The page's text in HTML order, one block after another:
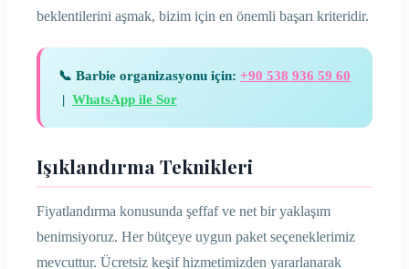
beklentilerini aşmak, bizim için en önemli başarı kriteridir.
📞 Barbie organizasyonu için: +90 538 936 59 60
| WhatsApp ile Sor
Işıklandırma Teknikleri
Fiyatlandırma konusunda şeffaf ve net bir yaklaşım
benimsiyoruz. Her bütçeye uygun paket seçeneklerimiz
mevcuttur. Ücretsiz keşif hizmetimizden yararlanarak